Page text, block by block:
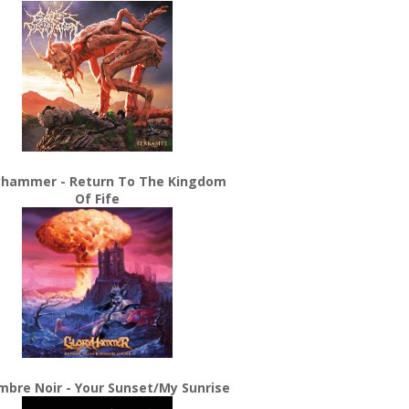
- Return To The Kingdom
Of Fife
Noir - Your Sunset/My Sunrise